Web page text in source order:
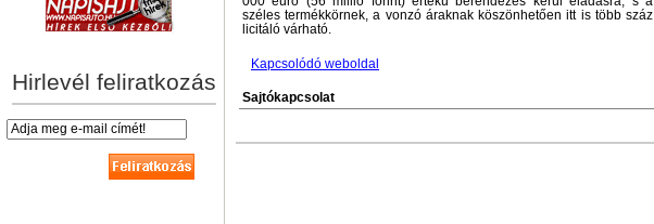
Hirlevél feliratkozás
széles termékkörnek, a vonzó áraknak köszönhetően itt is több száz
licitáló várható.
Kapcsolódó weboldal
Sajtókapcsolat